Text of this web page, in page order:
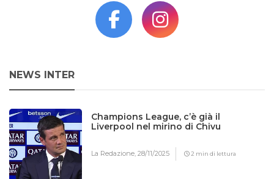
NEWS INTER
Champions League, c’è già il
Liverpool nel mirino di Chivu
La Redazione,28/11/2025 2 min di lettura